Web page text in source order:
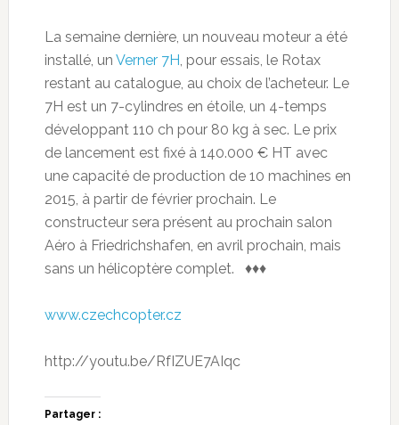
La semaine dernière, un nouveau moteur a été
installé, un Verner 7H, pour essais, le Rotax
restant au catalogue, au choix de l’acheteur. Le
7H est un 7-cylindres en étoile, un 4-temps
développant 110 ch pour 80 kg à sec. Le prix
de lancement est fixé à 140.000 € HT avec
une capacité de production de 10 machines en
2015, à partir de février prochain. Le
constructeur sera présent au prochain salon
Aéro à Friedrichshafen, en avril prochain, mais
sans un hélicoptère complet. ♦♦♦
www.czechcopter.cz
http://youtu.be/RfIZUE7AIqc
Partager :